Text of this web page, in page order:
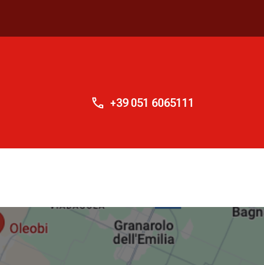
+39 051 6065111